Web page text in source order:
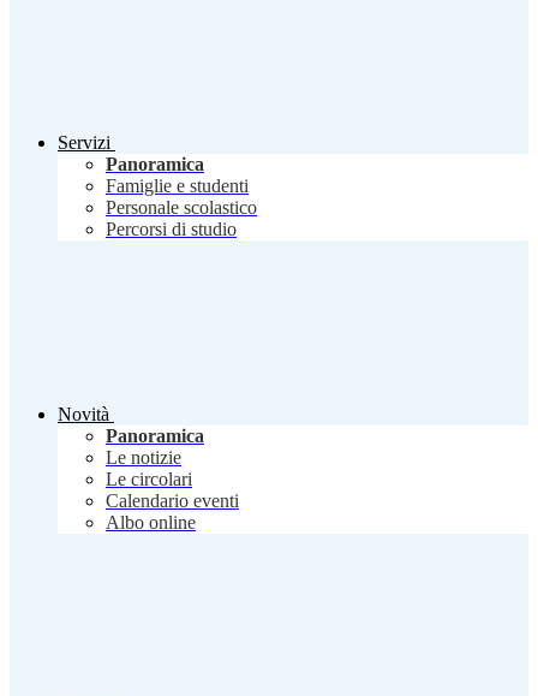
Servizi
Panoramica
Famiglie e studenti
Personale scolastico
Percorsi di studio
Novità
Panoramica
Le notizie
Le circolari
Calendario eventi
Albo online